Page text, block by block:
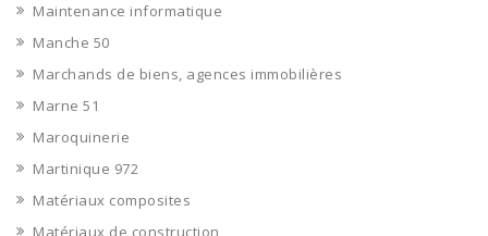
Maintenance informatique
Manche 50
Marchands de biens, agences immobilières
Marne 51
Maroquinerie
Martinique 972
Matériaux composites
Matériaux de construction